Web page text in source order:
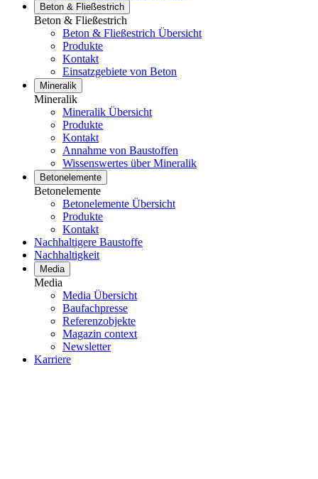
Beton & Fließestrich
Beton & Fließestrich
Beton & Fließestrich Übersicht
Produkte
Kontakt
Einsatzgebiete von Beton
Mineralik
Mineralik
Mineralik Übersicht
Produkte
Kontakt
Annahme von Baustoffen
Wissenswertes über Mineralik
Betonelemente
Betonelemente
Betonelemente Übersicht
Produkte
Kontakt
Nachhaltigere Baustoffe
Nachhaltigkeit
Media
Media
Media Übersicht
Baufachpresse
Referenzobjekte
Magazin context
Newsletter
Karriere